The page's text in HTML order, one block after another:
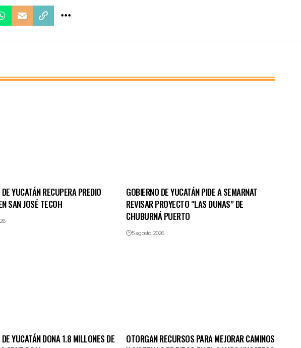
YUCATÁN RECUPERA PREDIO
SAN JOSÉ TECOH
GOBIERNO DE YUCATÁN PIDE A SEMARNAT
REVISAR PROYECTO “LAS DUNAS” DE
CHUBURNÁ PUERTO
5 agosto, 2026
YUCATÁN DONA 1.8 MILLONES DE
OTORGAN RECURSOS PARA MEJORAR CAMINOS